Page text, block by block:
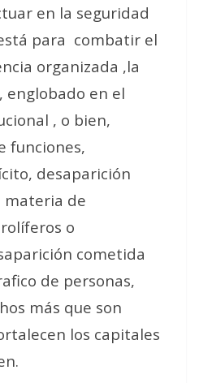
en la seguridad
para combatir el
organizada ,la
englobado en el
, o bien,
funciones,
desaparición
materia de
o
cometida
de personas,
más que son
los capitales